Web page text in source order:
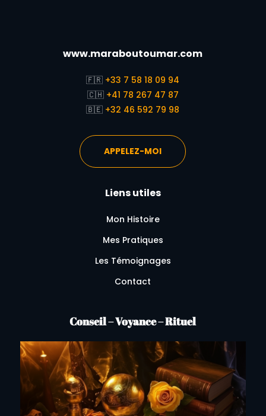
www.maraboutoumar.com
🇫🇷 +33 7 58 18 09 94
🇨🇭 +41 78 267 47 87
🇧🇪 +32 46 592 79 98
APPELEZ-MOI
Liens utiles
Mon Histoire
Mes Pratiques
Les Témoignages
Contact
Conseil – Voyance – Rituel